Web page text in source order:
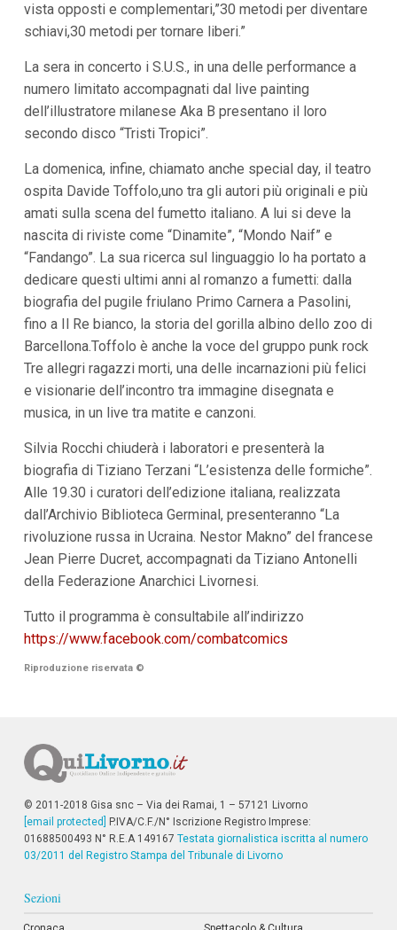
vista opposti e complementari,”30 metodi per diventare
schiavi,30 metodi per tornare liberi.”
La sera in concerto i S.U.S., in una delle performance a
numero limitato accompagnati dal live painting
dell’illustratore milanese Aka B presentano il loro
secondo disco “Tristi Tropici”.
La domenica, infine, chiamato anche special day, il teatro
ospita Davide Toffolo,uno tra gli autori più originali e più
amati sulla scena del fumetto italiano. A lui si deve la
nascita di riviste come “Dinamite”, “Mondo Naif” e
“Fandango”. La sua ricerca sul linguaggio lo ha portato a
dedicare questi ultimi anni al romanzo a fumetti: dalla
biografia del pugile friulano Primo Carnera a Pasolini,
fino a Il Re bianco, la storia del gorilla albino dello zoo di
Barcellona.Toffolo è anche la voce del gruppo punk rock
Tre allegri ragazzi morti, una delle incarnazioni più felici
e visionarie dell’incontro tra immagine disegnata e
musica, in un live tra matite e canzoni.
Silvia Rocchi chiuderà i laboratori e presenterà la
biografia di Tiziano Terzani “L’esistenza delle formiche”.
Alle 19.30 i curatori dell’edizione italiana, realizzata
dall’Archivio Biblioteca Germinal, presenteranno “La
rivoluzione russa in Ucraina. Nestor Makno” del francese
Jean Pierre Ducret, accompagnati da Tiziano Antonelli
della Federazione Anarchici Livornesi.
Tutto il programma è consultabile all’indirizzo
https://www.facebook.com/combatcomics
Riproduzione riservata ©
© 2011-2018 Gisa snc – Via dei Ramai, 1 – 57121 Livorno
[email protected]
P.IVA/C.F./N° Iscrizione Registro Imprese:
01688500493 N° R.E.A 149167 Testata giornalistica iscritta al numero
03/2011 del Registro Stampa del Tribunale di Livorno
Sezioni